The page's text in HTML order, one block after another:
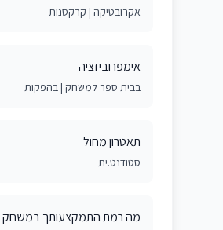
אקרובטיקה | קרקסנות
אימפרוביזציה
בבית ספר למשחק | בהפקות
תאטרון מחול
סטודנט.ית
מה רמת התמקצעותך במשחק